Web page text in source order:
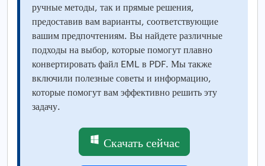
ручные методы, так и прямые решения,
предоставив вам варианты, соответствующие
вашим предпочтениям. Вы найдете различные
подходы на выбор, которые помогут плавно
конвертировать файл EML в PDF. Мы также
включили полезные советы и информацию,
которые помогут вам эффективно решить эту
задачу.
Скачать сейчас